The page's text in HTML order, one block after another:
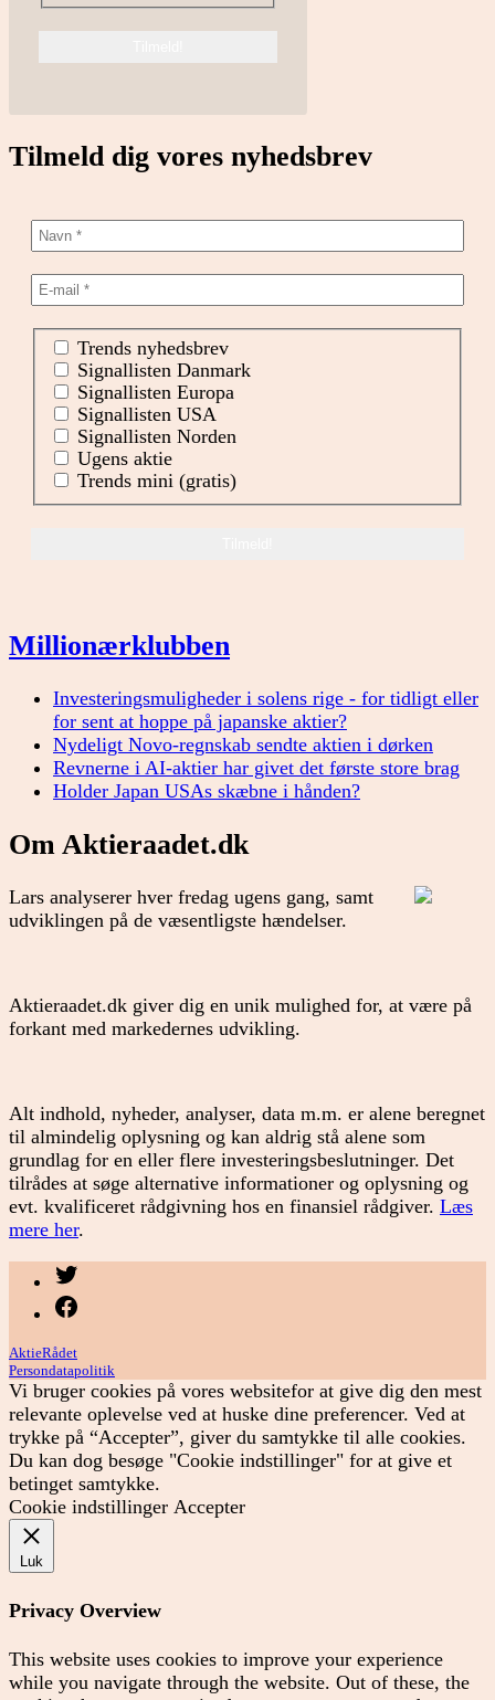
Tilmeld dig vores nyhedsbrev
Trends nyhedsbrev
Signallisten Danmark
Signallisten Europa
Signallisten USA
Signallisten Norden
Ugens aktie
Trends mini (gratis)
Millionærklubben
Investeringsmuligheder i solens rige - for tidligt eller
for sent at hoppe på japanske aktier?
Nydeligt Novo-regnskab sendte aktien i dørken
Revnerne i AI-aktier har givet det første store brag
Holder Japan USAs skæbne i hånden?
Om Aktieraadet.dk
Lars analyserer hver fredag ugens gang, samt
udviklingen på de væsentligste hændelser.
Aktieraadet.dk giver dig en unik mulighed for, at være på
forkant med markedernes udvikling.
Alt indhold, nyheder, analyser, data m.m. er alene beregnet
til almindelig oplysning og kan aldrig stå alene som
grundlag for en eller flere investeringsbeslutninger. Det
tilrådes at søge alternative informationer og oplysning og
evt. kvalificeret rådgivning hos en finansiel rådgiver. Læs
mere her.
AktieRådet
Persondatapolitik
Vi bruger cookies på vores websitefor at give dig den mest
relevante oplevelse ved at huske dine preferencer. Ved at
trykke på “Accepter”, giver du samtykke til alle cookies.
Du kan dog besøge "Cookie indstillinger" for at give et
betinget samtykke.
Cookie indstillinger Accepter
Luk
Privacy Overview
This website uses cookies to improve your experience
while you navigate through the website. Out of these, the